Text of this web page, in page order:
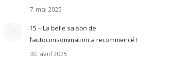
7. mai 2025
15 – La belle saison de
l’autoconsommation a recommencé !
30. avril 2025